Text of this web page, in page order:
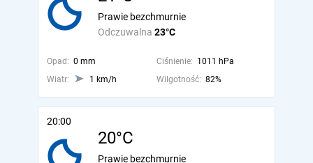
Odczuwalna 23°C
Prawie bezchmurnie
Opad: 0 mm Ciśnienie: 1011 hPa
Wiatr:
1 km/h Wilgotność: 82%
20:00
20°C
Prawie bezchmurnie